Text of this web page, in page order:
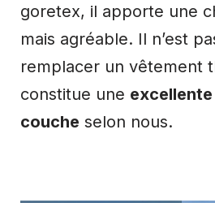
goretex, il apporte une
mais agréable. Il n’est
remplacer un vêtement
constitue une
couche selon nous.